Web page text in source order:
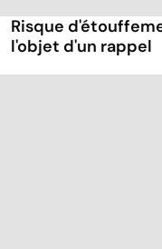
Risque
l'objet d'un rappel